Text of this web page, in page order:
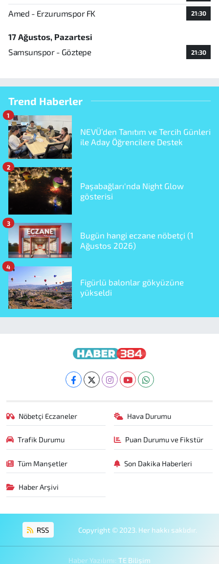
Amed - Erzurumspor FK 21:30
17 Ağustos, Pazartesi
Samsunspor - Göztepe
21:30
Trend Haberler
NEVÜ’den Tanıtım ve Tercih Günleri
ile Aday Öğrencilere Destek
1
Paşabağları'nda Night Glow
gösterisi
2
Bugün hangi eczane nöbetçi (1
Ağustos 2026)
3
Figürlü balonlar gökyüzüne
yükseldi
4
Nöbetçi Eczaneler Hava Durumu
Trafik Durumu Puan Durumu ve Fikstür
Tüm Manşetler Son Dakika Haberleri
Haber Arşivi
RSS Copyright © 2023. Her hakkı saklıdır.
Haber Yazılımı: TE Bilişim